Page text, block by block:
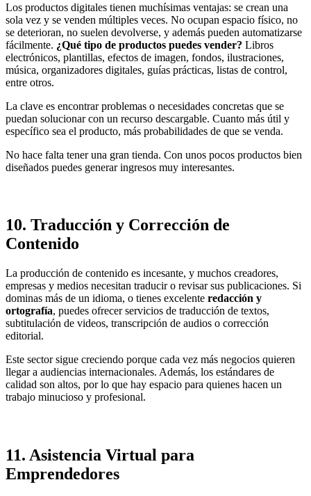
Los productos digitales tienen muchísimas ventajas: se crean una
sola vez y se venden múltiples veces. No ocupan espacio físico, no
se deterioran, no suelen devolverse, y además pueden automatizarse
fácilmente. ¿Qué tipo de productos puedes vender? Libros
electrónicos, plantillas, efectos de imagen, fondos, ilustraciones,
música, organizadores digitales, guías prácticas, listas de control,
entre otros.
La clave es encontrar problemas o necesidades concretas que se
puedan solucionar con un recurso descargable. Cuanto más útil y
específico sea el producto, más probabilidades de que se venda.
No hace falta tener una gran tienda. Con unos pocos productos bien
diseñados puedes generar ingresos muy interesantes.
10. Traducción y Corrección de
Contenido
La producción de contenido es incesante, y muchos creadores,
empresas y medios necesitan traducir o revisar sus publicaciones. Si
dominas más de un idioma, o tienes excelente redacción y
ortografía, puedes ofrecer servicios de traducción de textos,
subtitulación de videos, transcripción de audios o corrección
editorial.
Este sector sigue creciendo porque cada vez más negocios quieren
llegar a audiencias internacionales. Además, los estándares de
calidad son altos, por lo que hay espacio para quienes hacen un
trabajo minucioso y profesional.
11. Asistencia Virtual para
Emprendedores